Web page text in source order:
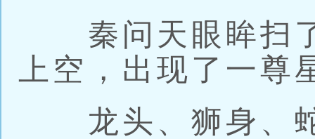
秦问天眼眸扫了
上空，出现了一
龙头、狮身、蛇